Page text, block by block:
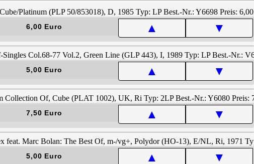
6,00 Euro ▲ ▼
5,00 Euro ▲ ▼
7,50 Euro ▲ ▼
5,00 Euro ▲ ▼